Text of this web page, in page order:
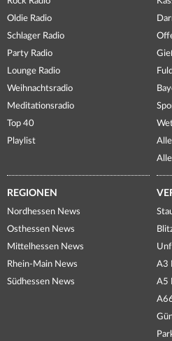
Oldie Radio
Schlager Radio
Party Radio
Lounge Radio
Weihnachtsradio
Meditationsradio
Top 40
Playlist
REGIONEN
Nordhessen News
Osthessen News
Mittelhessen News
Rhein-Main News
Südhessen News
A3
A5